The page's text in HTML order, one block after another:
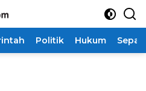
Politik Hukum